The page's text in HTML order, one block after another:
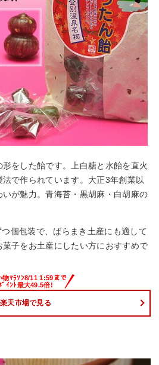
をした飴です。上白糖と水飴を直火
で作られています。大正3年創業以
が魅力。青海苔・黒胡麻・白胡麻の
個包装で、ばらまき土産にも適して
子をお土産にしたい方におすすめで
楽天市場で見る